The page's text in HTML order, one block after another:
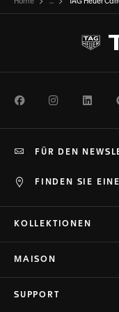
Home ... TAG Heuer
FacebookInstagram
FINDEN SIE
FÜR DEN
KOLLEKTIONEN
MAISON
SUPPORT